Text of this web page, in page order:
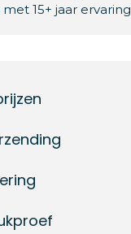
15+ jaar ervaring